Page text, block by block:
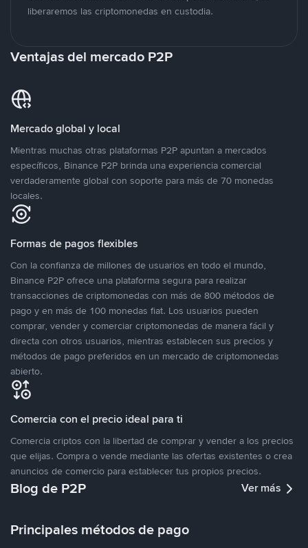
liberaremos las criptomonedas en custodia.
Ventajas del mercado P2P
Mercado global y local
Mientras muchas otras plataformas P2P apuntan a mercados
específicos, Binance P2P brinda una experiencia comercial
verdaderamente global con soporte para más de 70 monedas
locales.
Formas de pagos flexibles
Con la confianza de millones de usuarios en todo el mundo,
Binance P2P ofrece una plataforma segura para realizar
transacciones de criptomonedas con más de 800 métodos de
pago y en más de 100 monedas fiat. Los usuarios pueden
comprar, vender y comerciar criptomonedas de manera fácil y
directa con otros usuarios, mientras establecen sus precios y
métodos de pago preferidos en un mercado de criptomonedas
abierto.
Comercia con el precio ideal para ti
Comercia criptos con la libertad de comprar y vender a los precios
que elijas. Compra o vende mediante las ofertas existentes o crea
anuncios de comercio para establecer tus propios precios.
Blog de P2P Ver más
Principales métodos de pago